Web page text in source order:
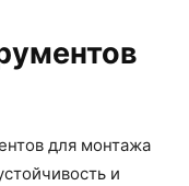
для монтажа
и